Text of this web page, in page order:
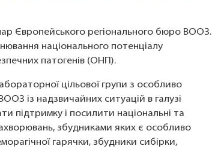
Європейського регіонального бюро ВООЗ.
національного потенціалу
патогенів (ОНП).
цільової групи з особливо
із надзвичайних ситуацій в галузі
підтримку і посилити національні та
збудниками яких є особливо
гарячки, збудники сибірки,